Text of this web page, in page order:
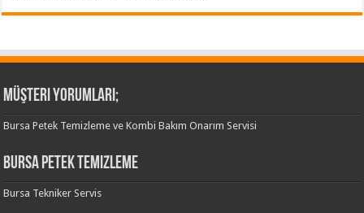
Müşteri Yorumları;
Bursa Petek Temizleme ve Kombi Bakım Onarım Servisi
Bursa Petek Temizleme
Bursa Tekniker Servis